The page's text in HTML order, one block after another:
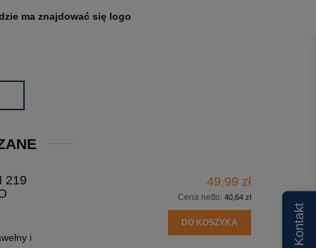
ma znajdować się logo
219
i
49,99 zł
Cena netto: 40,64 zł
DO KOSZYKA Kontakt